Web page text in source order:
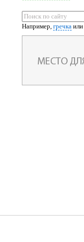
Например, гречка или